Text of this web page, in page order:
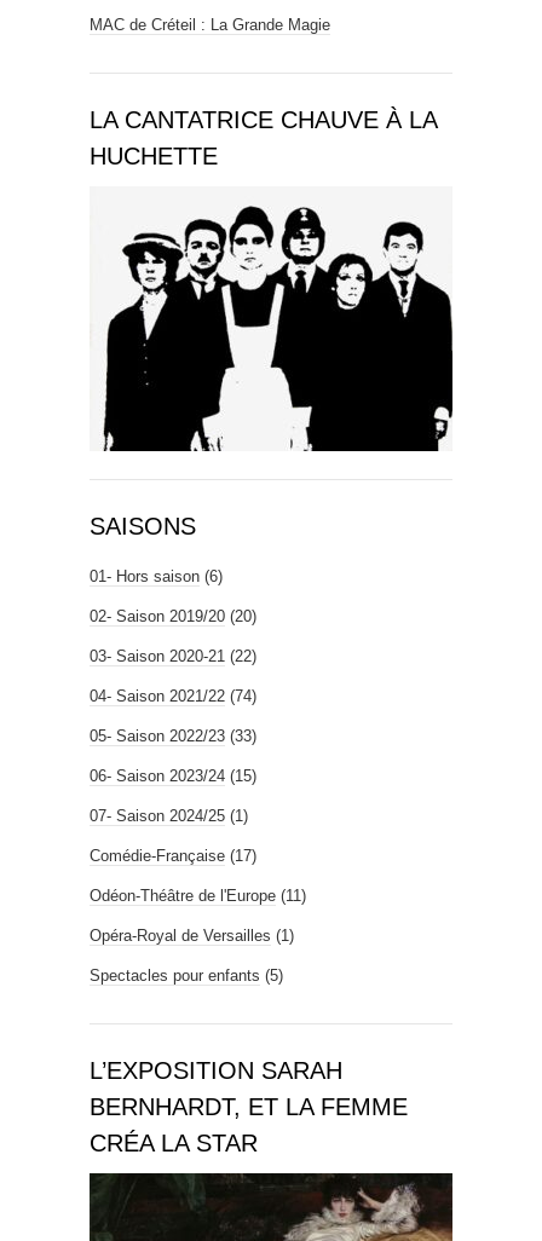
MAC de Créteil : La Grande Magie
LA CANTATRICE CHAUVE À LA
HUCHETTE
SAISONS
01- Hors saison (6)
02- Saison 2019/20 (20)
03- Saison 2020-21 (22)
04- Saison 2021/22 (74)
05- Saison 2022/23 (33)
06- Saison 2023/24 (15)
07- Saison 2024/25 (1)
Comédie-Française (17)
Odéon-Théâtre de l'Europe (11)
Opéra-Royal de Versailles (1)
Spectacles pour enfants (5)
L’EXPOSITION SARAH
BERNHARDT, ET LA FEMME
CRÉA LA STAR